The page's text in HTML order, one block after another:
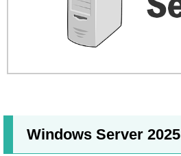
Windows Server 2025